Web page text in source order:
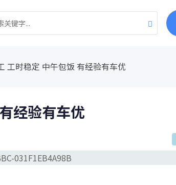
工时稳定 中午包饭 有经验有车优
经验有车优